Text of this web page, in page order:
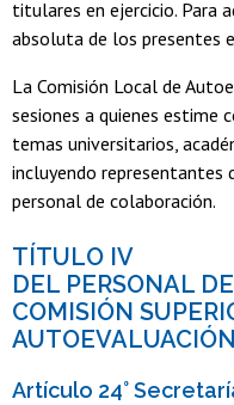
titulares en ejercicio. Para
absoluta de los presentes
La Comisión Local de
sesiones a quienes estime
temas universitarios,
incluyendo
personal de colaboración.
TÍTULO IV
DEL PERSONAL
COMISIÓN
AUTOEVALUACIÓN
Artículo 24°